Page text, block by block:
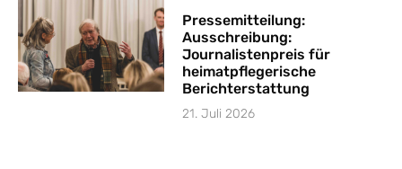
Pressemitteilung:
Ausschreibung:
Journalistenpreis für
heimatpflegerische
Berichterstattung
21. Juli 2026